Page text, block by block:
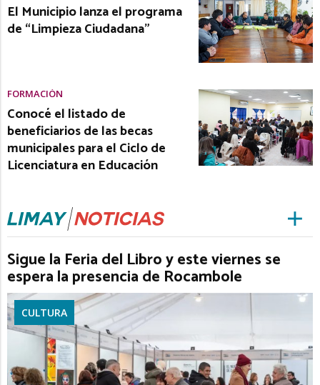
El Municipio lanza el programa
de “Limpieza Ciudadana”
FORMACIÓN
Conocé el listado de
beneficiarios de las becas
municipales para el Ciclo de
Licenciatura en Educación
Sigue la Feria del Libro y este viernes se
espera la presencia de Rocambole
CULTURA